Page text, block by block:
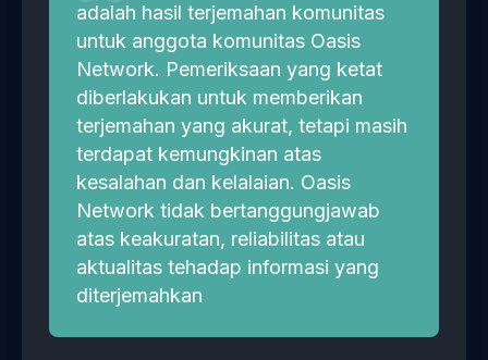
adalah hasil terjemahan komunitas
untuk anggota komunitas Oasis
Network. Pemeriksaan yang ketat
diberlakukan untuk memberikan
terjemahan yang akurat, tetapi masih
terdapat kemungkinan atas
kesalahan dan kelalaian. Oasis
Network tidak bertanggungjawab
atas keakuratan, reliabilitas atau
aktualitas tehadap informasi yang
diterjemahkan